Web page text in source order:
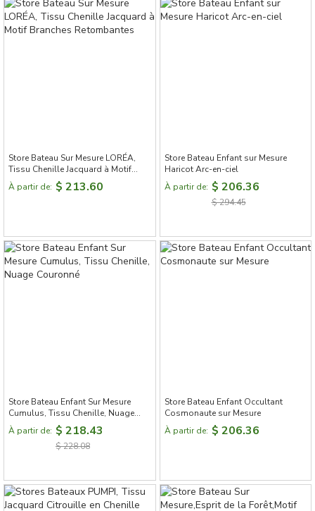
Store Bateau Sur Mesure LORÉA,
Tissu Chenille Jacquard à Motif
Branches Retombantes
À partir de: $ 213.60
Store Bateau Enfant sur Mesure
Haricot Arc-en-ciel
À partir de: $ 206.36
$ 294.45
Store Bateau Enfant Sur Mesure
Cumulus, Tissu Chenille, Nuage
Couronné
À partir de: $ 218.43
$ 228.08
Store Bateau Enfant Occultant
Cosmonaute sur Mesure
À partir de: $ 206.36